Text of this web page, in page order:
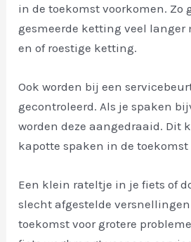
in de toekomst voorkomen. Zo
gesmeerde ketting veel langer
en of roestige ketting.
Ook worden bij een
gecontroleerd. Als je spaken
worden deze aangedraaid. Dit
kapotte spaken in de toekomst
Een klein rateltje in je fiets of
slecht afgestelde
toekomst voor grotere